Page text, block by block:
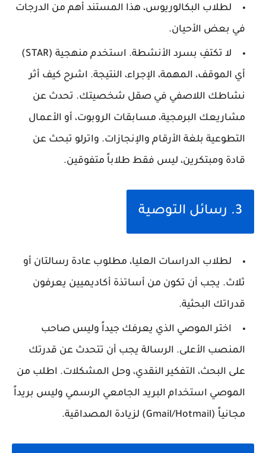
لطلاب البكالوريوس، هذا المستند أهم من الدرجات
في بعض الأحيان.
لا تكتفِ بسرد الأنشطة. استخدم منهجية (STAR)
أي الموقف، المهمة، الإجراء، النتيجة. اشرح كيف أثر
نشاطك اللاصفي في صقل شخصيتك. تحدث عن
مشاريعك البرمجية، مسابقات الروبوت، أو الأعمال
التطوعية بلغة الأرقام والإنجازات. واترلو تبحث عن
قادة ومبتكرين، ليس فقط طلاباً متفوقين.
3. رسائل التوصية
لطلاب الدراسات العليا، مطلوب عادة رسالتان أو
ثلاث. يجب أن تكون من أساتذة أكاديميين يعرفون
قدراتك البحثية.
اختر الموصي الذي يعرفك جيداً وليس صاحب
المنصب الأعلى. الرسالة يجب أن تتحدث عن قدرتك
على البحث، التفكير النقدي، وحل المشكلات. اطلب من
الموصي استخدام البريد الجامعي الرسمي وليس بريداً
مجانياً (Gmail/Hotmail) لزيادة المصداقية.